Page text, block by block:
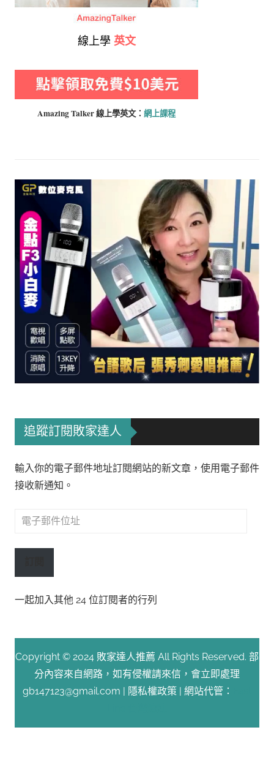
線上學 英文
Amazing Talker 線上學英文： 網上課程
追蹤訂閱敗家達人
輸入你的電子郵件地址訂閱網站的新文章，使用電子郵件
接收新通知。
電
郵
址
一起加入其他 24 位訂閱者的行列
Copyright © 2024 敗家達人推薦 All Rights Reserved. 部
分內容來自網路，如有侵權請來信，會立即處理
gb147123@gmail.com | 隱私權政策 | 網站代管：